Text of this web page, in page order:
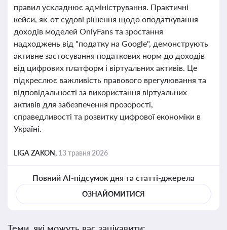
правил ускладнює адміністрування. Практичні
кейси, як-от судові рішення щодо оподаткування
доходів моделей OnlyFans та зростання
надходжень від "податку на Google", демонструють
активне застосування податкових норм до доходів
від цифрових платформ і віртуальних активів. Це
підкреслює важливість правового врегулювання та
відповідальності за використання віртуальних
активів для забезпечення прозорості,
справедливості та розвитку цифрової економіки в
Україні.
LIGA ZAKON, 13 травня 2026
Повний AI-підсумок дня та статті-джерела
ОЗНАЙОМИТИСЯ